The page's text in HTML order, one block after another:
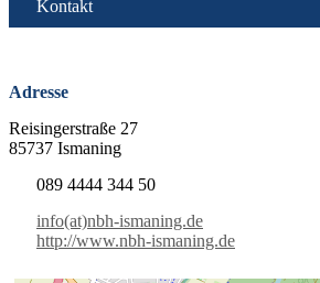
Kontakt
Adresse
Reisingerstraße 27
85737 Ismaning
089 4444 344 50
info(at)nbh-ismaning.de
http://www.nbh-ismaning.de